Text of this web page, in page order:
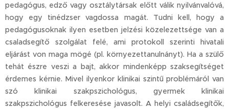
pedagógus, edző vagy osztálytársak előtt válik nyilvánvalóvá,
hogy egy tinédzser vagdossa magát. Tudni kell, hogy a
pedagógusoknak ilyen esetben jelzési közelezettsége van a
csaladsegítő szolgálat felé, ami protokoll szerinti hivatali
eljárást von maga mögé (pl. környezettanulnányt). Ha a szülő
tehát észre veszi a bajt, akkor mindenképp szaksegítséget
érdemes kérnie. Mivel ilyenkor klinikai szintű problémáról van
szó klinikai szakpszichológus, gyermek klinikai
szakpszichológus felkeresése javasolt. A helyi családsegítők,